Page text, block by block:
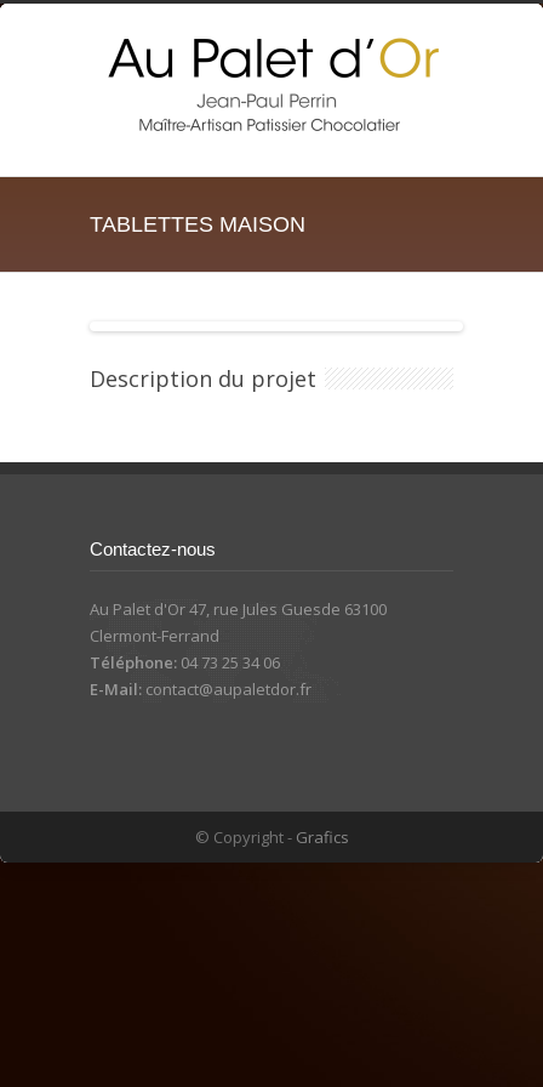
TABLETTES MAISON
Description du projet
Contactez-nous
Au Palet d'Or 47, rue Jules Guesde 63100
Clermont-Ferrand
Téléphone: 04 73 25 34 06
E-Mail: contact@aupaletdor.fr
© Copyright - Grafics